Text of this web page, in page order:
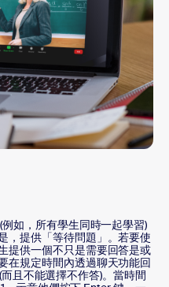
如，所有學生同時一起學習)
，提供「等待問題」。若要使
提供一個不只是需要回答是或
在規定時間內透過聊天功能回
且不能選擇不作答)。當時間